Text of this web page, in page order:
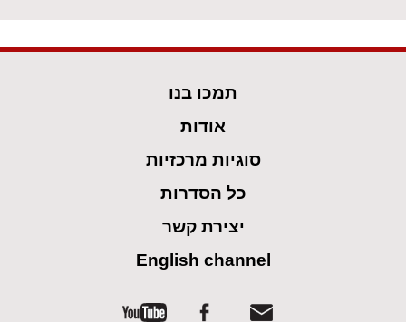
תמכו בנו
אודות
סוגיות מרכזיות
כל הסדרות
יצירת קשר
English channel